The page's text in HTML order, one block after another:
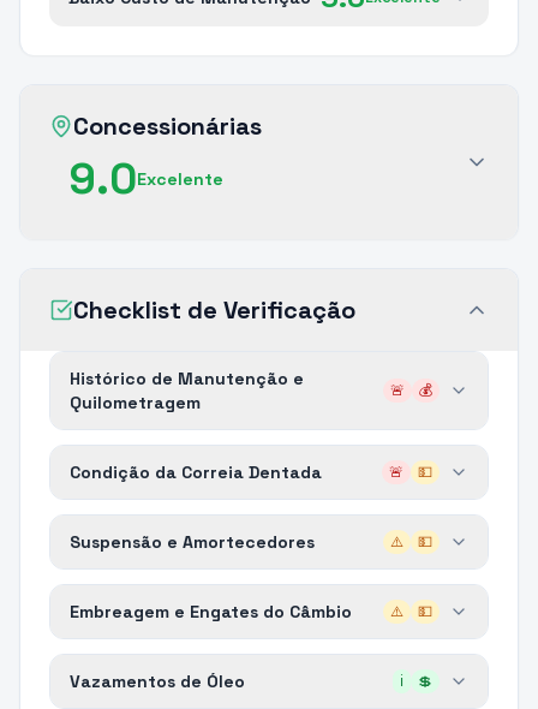
Concessionárias
9.0Excelente
Checklist de Verificação
Histórico de Manutenção e
Quilometragem
🚨 💰
Condição da Correia Dentada 🚨 💵
Suspensão e Amortecedores ⚠️ 💵
Embreagem e Engates do Câmbio ⚠️ 💵
Vazamentos de Óleo ℹ️ 💲